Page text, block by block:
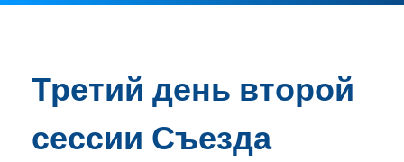
Третий день второй
сессии Съезда